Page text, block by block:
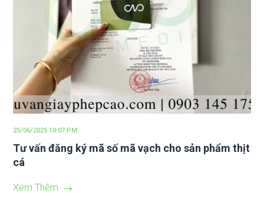
25/06/2025 10:07 PM
Tư vấn đăng ký mã số mã vạch cho sản phẩm thịt
cá
Xem Thêm